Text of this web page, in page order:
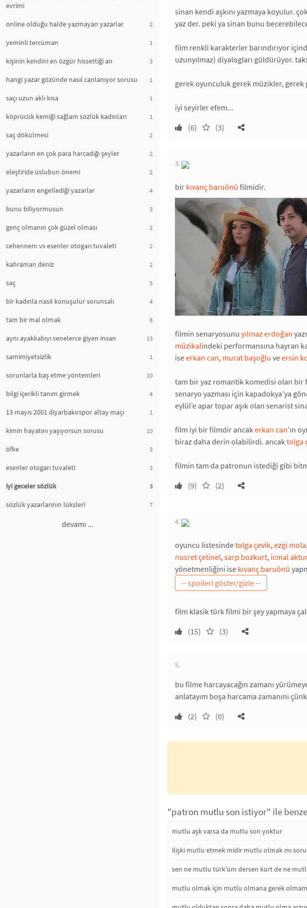
evrimi
online olduğu halde yazmayan yazarlar 2
yeminli tercüman 1
kişinin kendini en özgür hissettiği an 3
hangi yazar gözünde nasıl canlanıyor sorusu 1
saçı uzun aklı kısa 1
köprücük kemiği sağlam sözlük kadınları 1
saç dökülmesi 2
yazarların en çok para harcadığı şeyler 2
eleştiride üslubun önemi 2
yazarların engellediği yazarlar 4
bunu biliyormusun 3
genç olmanın çok güzel olması 2
cehennem vs esenler otogarı tuvaleti 2
kahraman deniz 2
saç 5
bir kadınla nasıl konuşulur sorunsalı 4
tam bir mal olmak 8
aynı ayakkabıyı senelerce giyen insan 13
samimiyetsizlik 1
sorunlarla baş etme yöntemleri 10
bilgi içerikli tanım girmek 4
13 mayıs 2001 diyarbakırspor altay maçı 1
kimin hayatını yaşıyorsun sorusu 10
öfke 3
esenler otogarı tuvaleti 3
iyi geceler sözlük 3
sözlük yazarlarının lüksleri 7
devamı ...
sinan kendi aşkını yazmaya koyulur.
yaz der. peki ya sinan bunu
film renkli karakterler barındırıyor
uzunyılmaz) diyalogları güldürüyor.
gerek oyunculuk gerek müzikler,
iyi seyirler efem...
(6)
(3)
3.
bir kıvanç baruönü filmidir.
filmin senaryosunu yılmaz erdoğan
müzikalindeki performansına hayran
iseerkan can, murat başoğlu veersin
tam bir yaz romantik komedisi olan bir
senaryo yazması için kapadokya’ya
eylül’e apar topar aşık olan senarist
film iyi bir filmdir ancak erkan can’ın
biraz daha derin olabilirdi. ancak tolga
filmin tam da patronun istediği gibi
(9)
(2)
4.
oyuncu listesindetolga çevik, ezgi mola,
nusret çetinel, sarp bozkurt, icmal
yönetmenliğini ise kıvanç baruönü
film klasik türk filmi bir şey yapmaya
(15)
(3)
5.
bu filme harcayacağın zamanı
anlatayım boşa harcama zamanını
(2)
(0)
"patron mutlu son istiyor" ile
mutlu aşk varsa da mutlu son yoktur
ilişki mutlu etmek midir mutlu olmak mı
sen ne mutlu türk'üm dersen kürt de ne
mutlu olmak için mutlu olmana gerek